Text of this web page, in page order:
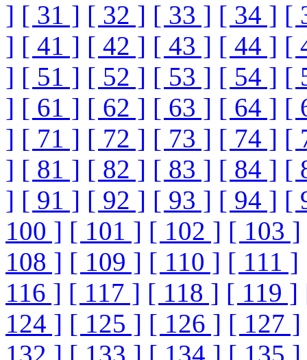
] [ 31 ] [ 32 ] [ 33 ] [ 34 ] [
] [ 41 ] [ 42 ] [ 43 ] [ 44 ] [
] [ 51 ] [ 52 ] [ 53 ] [ 54 ] [
] [ 61 ] [ 62 ] [ 63 ] [ 64 ] [
] [ 71 ] [ 72 ] [ 73 ] [ 74 ] [
] [ 81 ] [ 82 ] [ 83 ] [ 84 ] [
] [ 91 ] [ 92 ] [ 93 ] [ 94 ] [
100 ] [ 101 ] [ 102 ] [ 103 ]
108 ] [ 109 ] [ 110 ] [ 111 ]
116 ] [ 117 ] [ 118 ] [ 119 ]
124 ] [ 125 ] [ 126 ] [ 127 ]